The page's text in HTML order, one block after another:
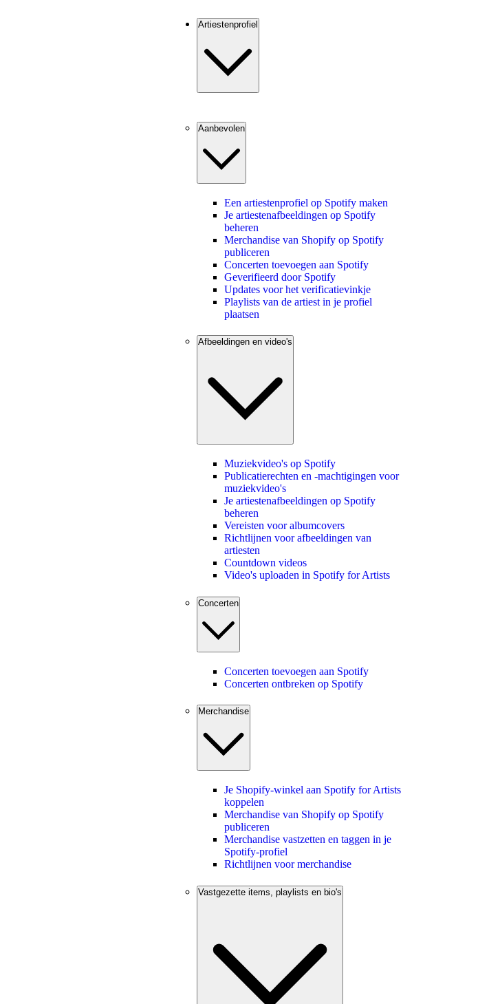
Artiestenprofiel
Aanbevolen
Een artiestenprofiel op Spotify maken
Je artiestenafbeeldingen op Spotify
beheren
Merchandise van Shopify op Spotify
publiceren
Concerten toevoegen aan Spotify
Geverifieerd door Spotify
Updates voor het verificatievinkje
Playlists van de artiest in je profiel
plaatsen
Afbeeldingen en video's
Muziekvideo's op Spotify
Publicatierechten en -machtigingen voor
muziekvideo's
Je artiestenafbeeldingen op Spotify
beheren
Vereisten voor albumcovers
Richtlijnen voor afbeeldingen van
artiesten
Countdown videos
Video's uploaden in Spotify for Artists
Concerten
Concerten toevoegen aan Spotify
Concerten ontbreken op Spotify
Merchandise
Je Shopify-winkel aan Spotify for Artists
koppelen
Merchandise van Shopify op Spotify
publiceren
Merchandise vastzetten en taggen in je
Spotify-profiel
Richtlijnen voor merchandise
Vastgezette items, playlists en bio's